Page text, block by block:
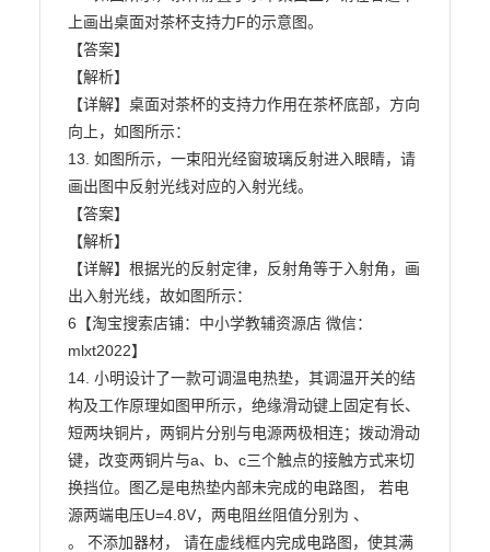
上画出桌面对茶杯支持力F的示意图。
【答案】
【解析】
【详解】桌面对茶杯的支持力作用在茶杯底部，方向
向上，如图所示：
13. 如图所示，一束阳光经窗玻璃反射进入眼睛，请
画出图中反射光线对应的入射光线。
【答案】
【解析】
【详解】根据光的反射定律，反射角等于入射角，画
出入射光线，故如图所示：
6【淘宝搜索店铺：中小学教辅资源店 微信：
mlxt2022】
14. 小明设计了一款可调温电热垫，其调温开关的结
构及工作原理如图甲所示，绝缘滑动键上固定有长、
短两块铜片，两铜片分别与电源两极相连；拨动滑动
键，改变两铜片与a、b、c三个触点的接触方式来切
换挡位。图乙是电热垫内部未完成的电路图， 若电
源两端电压U=4.8V，两电阻丝阻值分别为 、
。 不添加器材， 请在虚线框内完成电路图，使其满